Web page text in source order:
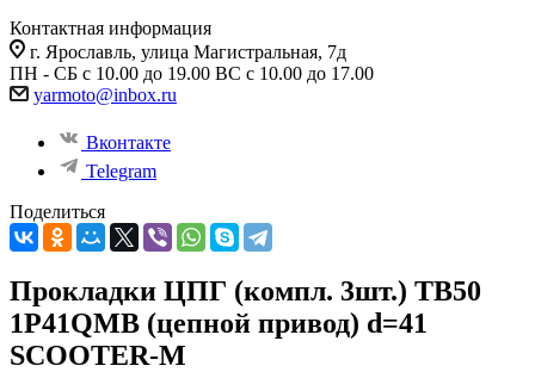
Контактная информация
г. Ярославль, улица Магистральная, 7д
ПН - СБ с 10.00 до 19.00 ВС с 10.00 до 17.00
yarmoto@inbox.ru
Вконтакте
Telegram
Поделиться
Прокладки ЦПГ (компл. 3шт.) TB50
1P41QMB (цепной привод) d=41
SCOOTER-M